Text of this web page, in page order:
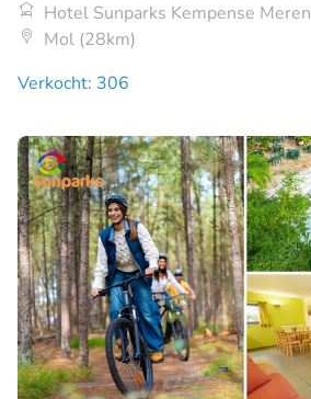
Hotel Sunparks Kempense Meren
Mol (28km)
Verkocht: 306